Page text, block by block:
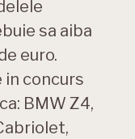
sa aiba
euro.
concurs
BMW Z4,